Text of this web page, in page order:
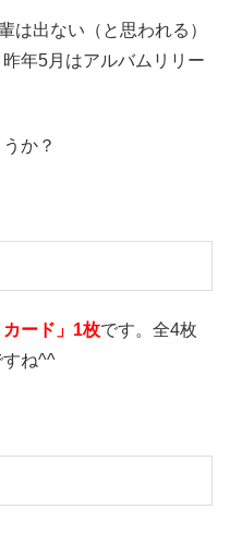
は出ない（と思われる）
年5月はアルバムリリー
か？
カード」1枚です。全4枚
すね^^